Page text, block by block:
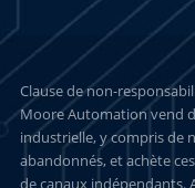
Clause de non-
Moore Automation vend
industrielle, y compris de
abandonnés, et achète
de canaux indépendants.